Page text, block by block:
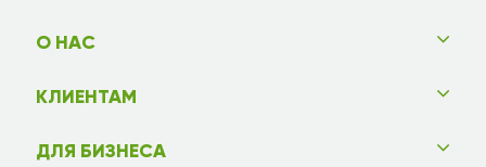
О НАС
КЛИЕНТАМ
ДЛЯ БИЗНЕСА